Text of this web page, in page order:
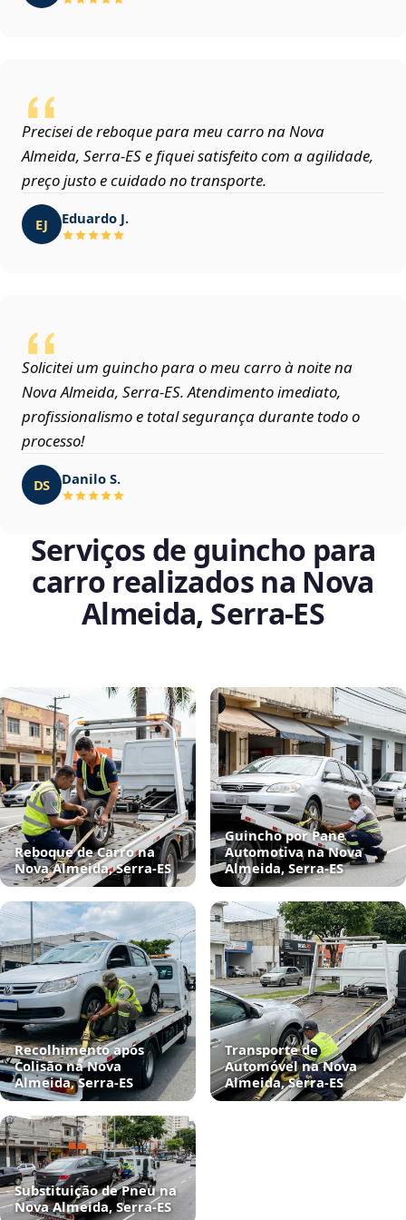
Precisei de reboque para meu carro na Nova
Almeida, Serra‑ES e fiquei satisfeito com a agilidade,
preço justo e cuidado no transporte.
EJ Eduardo J.
Solicitei um guincho para o meu carro à noite na
Nova Almeida, Serra‑ES. Atendimento imediato,
profissionalismo e total segurança durante todo o
processo!
DS Danilo S.
Serviços de guincho para
carro realizados na Nova
Almeida, Serra‑ES
Reboque de Carro na
Nova Almeida, Serra‑ES
Guincho por Pane
Automotiva na Nova
Almeida, Serra‑ES
Recolhimento após
Colisão na Nova
Almeida, Serra‑ES
Transporte de
Automóvel na Nova
Almeida, Serra‑ES
Substituição de Pneu na
Nova Almeida, Serra‑ES